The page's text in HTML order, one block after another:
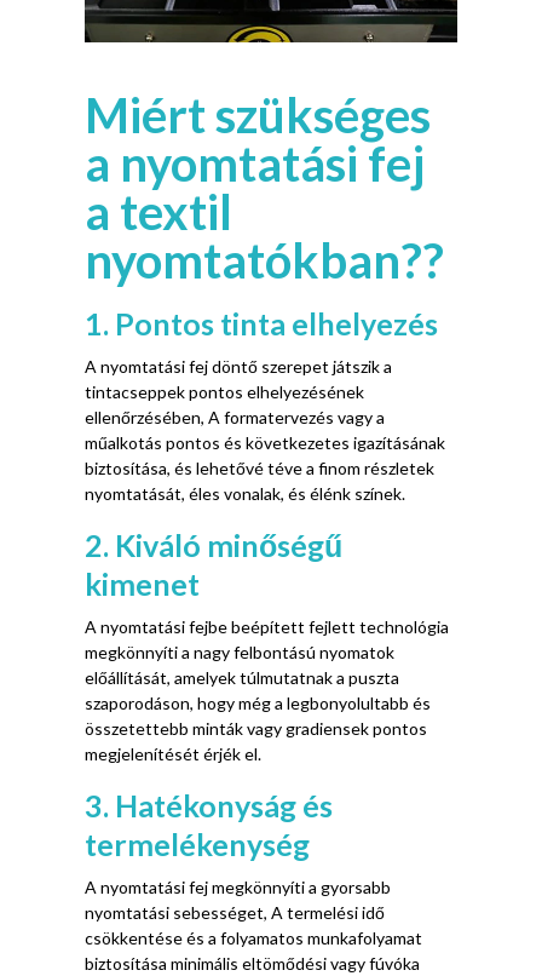
Miért szükséges
a nyomtatási fej
a textil
nyomtatókban??
1. Pontos tinta elhelyezés
A nyomtatási fej döntő szerepet játszik a
tintacseppek pontos elhelyezésének
ellenőrzésében, A formatervezés vagy a
műalkotás pontos és következetes igazításának
biztosítása, és lehetővé téve a finom részletek
nyomtatását, éles vonalak, és élénk színek.
2. Kiváló minőségű
kimenet
A nyomtatási fejbe beépített fejlett technológia
megkönnyíti a nagy felbontású nyomatok
előállítását, amelyek túlmutatnak a puszta
szaporodáson, hogy még a legbonyolultabb és
összetettebb minták vagy gradiensek pontos
megjelenítését érjék el.
3. Hatékonyság és
termelékenység
A nyomtatási fej megkönnyíti a gyorsabb
nyomtatási sebességet, A termelési idő
csökkentése és a folyamatos munkafolyamat
biztosítása minimális eltömődési vagy fúvóka